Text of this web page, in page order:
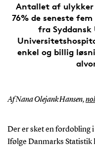
Antallet af ulykker
76% de seneste
fra Syddansk
enkel og billig
Af Nana Olejank Hansen,
Der er sket en fordobling
Ifølge Danmarks Statistik